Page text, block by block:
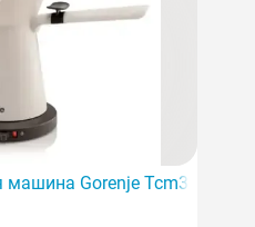
Gorenje Tcm350W